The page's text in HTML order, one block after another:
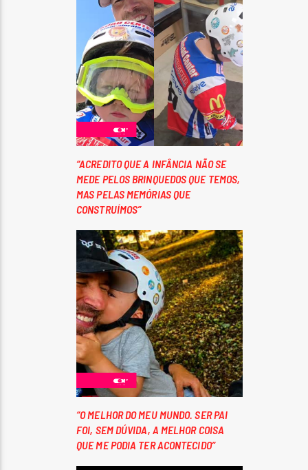
“ACREDITO QUE A INFÂNCIA NÃO SE
MEDE PELOS BRINQUEDOS QUE TEMOS,
MAS PELAS MEMÓRIAS QUE
CONSTRUÍMOS”
“O MELHOR DO MEU MUNDO. SER PAI
FOI, SEM DÚVIDA, A MELHOR COISA
QUE ME PODIA TER ACONTECIDO”